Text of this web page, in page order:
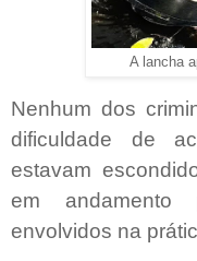
A lancha
Nenhum dos
dificuldade de
estavam
em andamento
envolvidos na